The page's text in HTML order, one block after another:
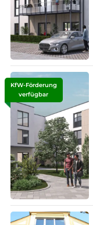
KfW-Förderung
verfügbar